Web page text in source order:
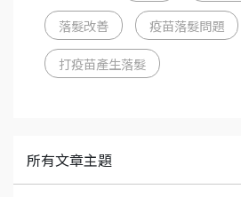
落髮改善 疫苗落髮問題
打疫苗產生落髮
所有文章主題